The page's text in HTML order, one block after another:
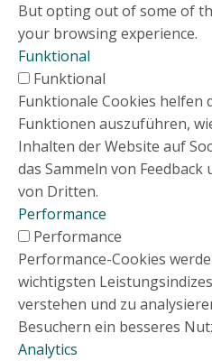
But opting out of some of
your browsing experience.
Funktional
Funktional
Funktionale Cookies helfen
Funktionen auszuführen,
Inhalten der Website auf
das Sammeln von
von Dritten.
Performance
Performance
Performance-Cookies
wichtigsten
verstehen und zu
Besuchern ein besseres
Analytics